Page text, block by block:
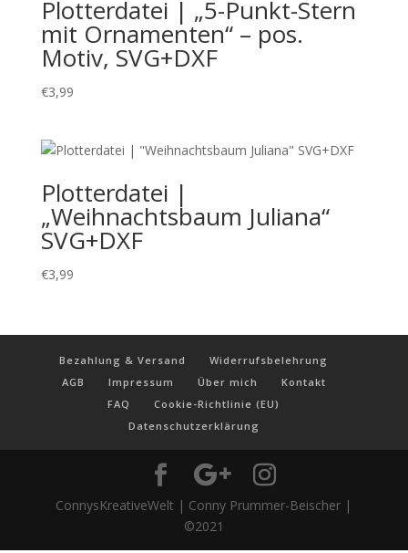
Plotterdatei | „5-Punkt-Stern
mit Ornamenten“ – pos.
Motiv, SVG+DXF
€3,99
Plotterdatei |
„Weihnachtsbaum Juliana“
SVG+DXF
€3,99
Bezahlung & Versand
Widerrufsbelehrung
AGB
Impressum Über mich
Kontakt
FAQ
Cookie-Richtlinie (EU)
Datenschutzerklärung
ConnysKreativeWelt | Conny Prummer-Beischer |
©2021